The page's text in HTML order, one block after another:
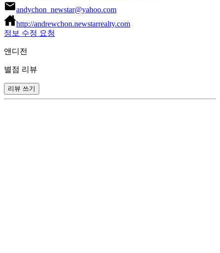
andychon_newstar@yahoo.com
http://andrewchon.newstarrealty.com
정보 수정 요청
앤디전
별점 리뷰
리뷰 쓰기